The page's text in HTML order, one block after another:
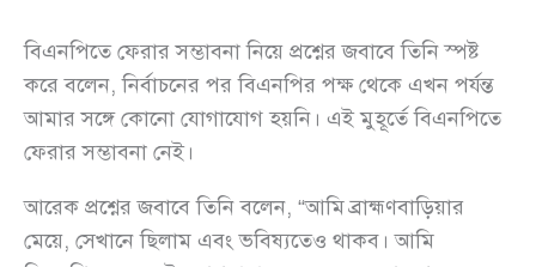
বিএনপিতে ফেরার সম্ভাবনা নিয়ে প্রশ্নের জবাবে তিনি স্পষ্ট
করে বলেন, নির্বাচনের পর বিএনপির পক্ষ থেকে এখন পর্যন্ত
আমার সঙ্গে কোনো যোগাযোগ হয়নি। এই মুহূর্তে বিএনপিতে
ফেরার সম্ভাবনা নেই।
আরেক প্রশ্নের জবাবে তিনি বলেন, “আমি ব্রাহ্মণবাড়িয়ার
মেয়ে, সেখানে ছিলাম এবং ভবিষ্যতেও থাকব। আমি